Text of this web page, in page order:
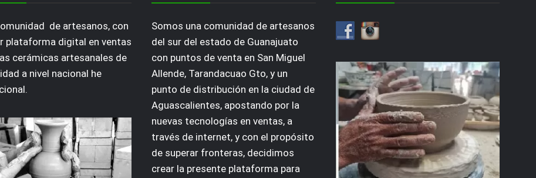
de artesanos, con
plataforma digital en ventas
cerámicas artesanales de
a nivel nacional he
Somos una comunidad de artesanos
del sur del estado de Guanajuato
con puntos de venta en San Miguel
Allende, Tarandacuao Gto, y un
punto de distribución en la ciudad de
Aguascalientes, apostando por la
nuevas tecnologías en ventas, a
través de internet, y con el propósito
de superar fronteras, decidimos
crear la presente plataforma para